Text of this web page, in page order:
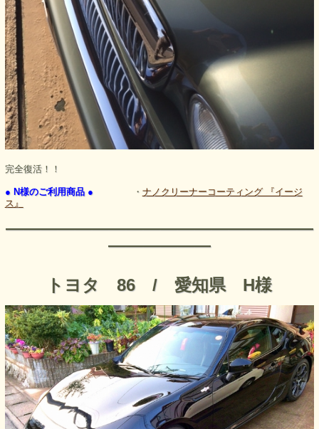
完全復活！！
● N様のご利用商品 ●・ ナノクリーナーコーティング 『イージ
ス』
――――――――――――――――――
――――――
トヨタ 86 / 愛知県 H様